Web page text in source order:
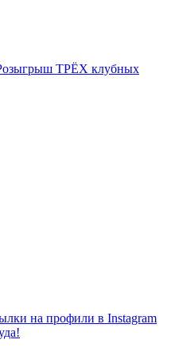
ТРЁХ клубных
на профили в Instagram